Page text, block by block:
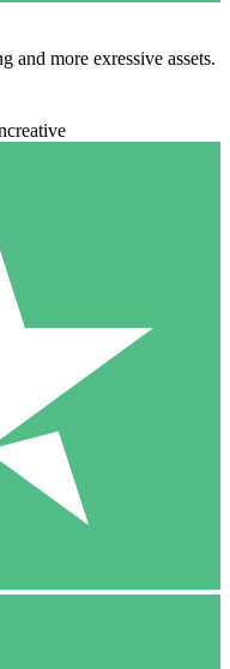
and more exressive assets.